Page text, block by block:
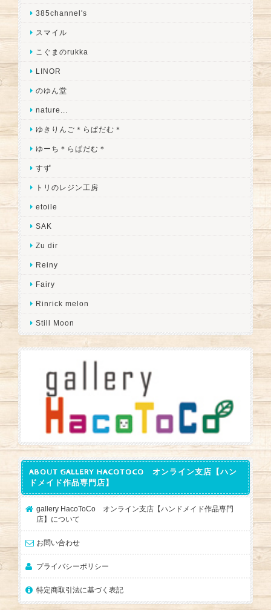
385channel's
スマイル
こぐまのrukka
LINOR
のゆん堂
nature...
ゆきりんご＊らぱだむ＊
ゆーち＊らぱだむ＊
すず
トリのレジン工房
etoile
SAK
Zu dir
Reiny
Fairy
Rinrick melon
Still Moon
ABOUT GALLERY HACOTOCO オンライン支店【ハン
ドメイド作品専門店】
gallery HacoToCo オンライン支店【ハンドメイド作品専門
店】について
お問い合わせ
プライバシーポリシー
特定商取引法に基づく表記